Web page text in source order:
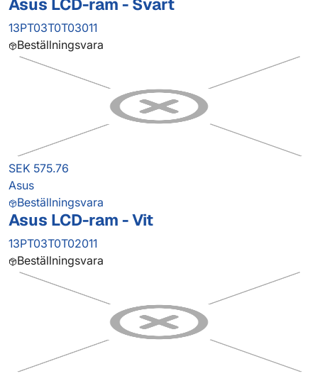
Asus LCD-ram - Svart
13PT03T0T03011
Beställningsvara
SEK 575.76
Asus
Beställningsvara
Asus LCD-ram - Vit
13PT03T0T02011
Beställningsvara